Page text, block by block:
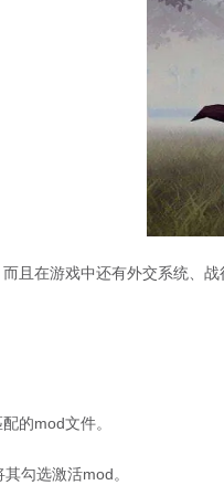
在游戏中还有外交系统、
的mod文件。
勾选激活mod。